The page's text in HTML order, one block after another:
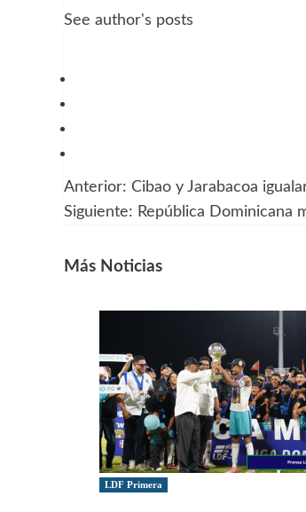
See author's posts
Navegación
entradas
Anterior: Cibao y Jarabacoa
Siguiente: República Dominicana
Más Noticias
LDF Primera